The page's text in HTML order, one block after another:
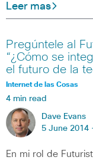
Leer mas
Pregúntele al
“¿Cómo se
el futuro de la
Internet de las Cosas
4 min read
Dave Evans
5 June 2014
En mi rol de